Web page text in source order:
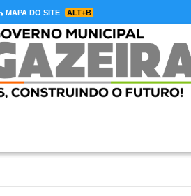
MAPA DO SITE ALT+B